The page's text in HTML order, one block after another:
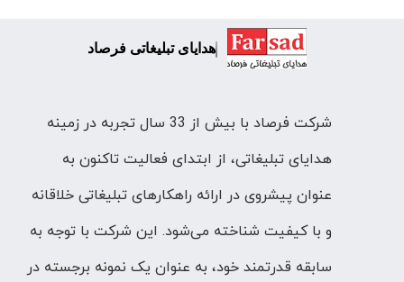
هدایای تبلیغاتی فرصاد
شرکت فرصاد با بیش از 33 سال تجربه در زمینه
هدایای تبلیغاتی، از ابتدای فعالیت تاکنون به
عنوان پیشروی در ارائه راهکارهای تبلیغاتی خلاقانه
و با کیفیت شناخته می‌شود. این شرکت با توجه به
سابقه قدرتمند خود، به عنوان یک نمونه برجسته در